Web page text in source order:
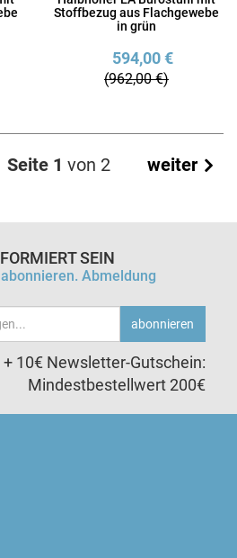
Stoffbezug aus Flachgewebe
in grün
594,00 €
(962,00 €)
Seite 1 von 2 weiter
SEIN
Abmeldung
abonnieren
+ 10€ Newsletter-Gutschein:
Mindestbestellwert 200€